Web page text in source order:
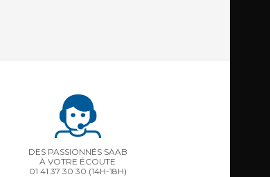
DES PASSIONNÉS SAAB
À VOTRE ÉCOUTE
01 41 37 30 30 (14H-18H)